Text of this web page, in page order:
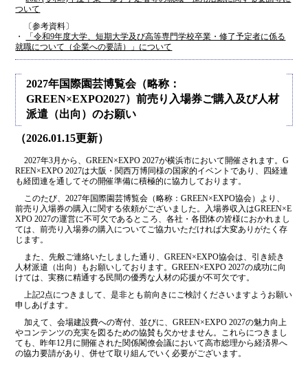
ついて
〔参考資料〕
・
「令和9年度大学、短期大学及び高等専門学校卒業・修了予定者に係る
就職について（企業への要請）」について
2027年国際園芸博覧会（略称：
GREEN×EXPO2027）前売り入場券ご購入及び人材
派遣（出向）のお願い
（2026.01.15更新）
2027年3月から、GREEN×EXPO 2027が横浜市において開催されます。G
REEN×EXPO 2027は大阪・関西万博同様の国家的イベントであり、四経連
も経団連を通してその開催準備に積極的に協力しております。
このたび、2027年国際園芸博覧会（略称：GREEN×EXPO協会）より、
前売り入場券の購入に関する依頼がございました。入場券収入はGREEN×E
XPO 2027の運営に不可欠であるところ、各社・各団体の皆様におかれまし
ては、前売り入場券の購入についてご協力いただければ大変ありがたく存
じます。
また、先般ご連絡いたしました通り、GREEN×EXPO協会は、引き続き
人材派遣（出向）もお願いしております。GREEN×EXPO 2027の成功に向
けては、実務に精通する民間の優秀な人材の応援が不可欠です。
上記2点につきまして、是非とも前向きにご検討くださいますようお願い
申しあげます。
加えて、会場建設費への寄付、並びに、GREEN×EXPO 2027の魅力向上
やコンテンツの充実を図るための協賛も欠かせません。これらにつきまし
ても、昨年12月に開催された関係閣僚会議において高市総理から経済界へ
の協力要請があり、併せて取り組んでいく必要がございます。